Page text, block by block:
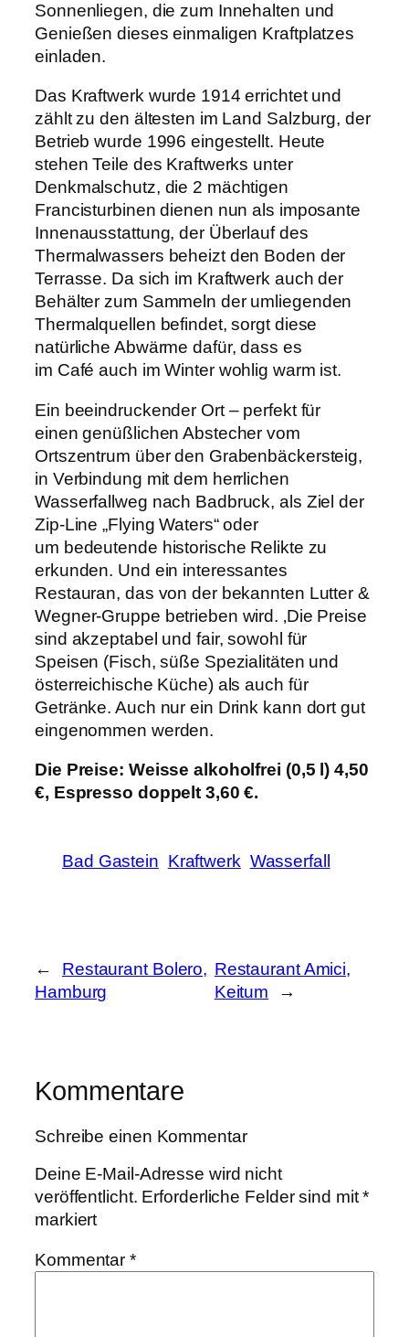
Sonnenliegen, die zum Innehalten und
Genießen dieses einmaligen Kraftplatzes
einladen.
Das Kraftwerk wurde 1914 errichtet und
zählt zu den ältesten im Land Salzburg, der
Betrieb wurde 1996 eingestellt. Heute
stehen Teile des Kraftwerks unter
Denkmalschutz, die 2 mächtigen
Francisturbinen dienen nun als imposante
Innenausstattung, der Überlauf des
Thermalwassers beheizt den Boden der
Terrasse. Da sich im Kraftwerk auch der
Behälter zum Sammeln der umliegenden
Thermalquellen befindet, sorgt diese
natürliche Abwärme dafür, dass es
im Café auch im Winter wohlig warm ist.
Ein beeindruckender Ort – perfekt für
einen genüßlichen Abstecher vom
Ortszentrum über den Grabenbäckersteig,
in Verbindung mit dem herrlichen
Wasserfallweg nach Badbruck, als Ziel der
Zip-Line „Flying Waters“ oder
um bedeutende historische Relikte zu
erkunden. Und ein interessantes
Restauran, das von der bekannten Lutter &
Wegner-Gruppe betrieben wird. ‚Die Preise
sind akzeptabel und fair, sowohl für
Speisen (Fisch, süße Spezialitäten und
österreichische Küche) als auch für
Getränke. Auch nur ein Drink kann dort gut
eingenommen werden.
Die Preise: Weisse alkoholfrei (0,5 l) 4,50
€, Espresso doppelt 3,60 €.
Bad Gastein Kraftwerk Wasserfall
←
Restaurant Bolero,
Hamburg
Restaurant Amici,
Keitum
→
Kommentare
Schreibe einen Kommentar
Deine E-Mail-Adresse wird nicht
veröffentlicht. Erforderliche Felder sind mit*
markiert
Kommentar*